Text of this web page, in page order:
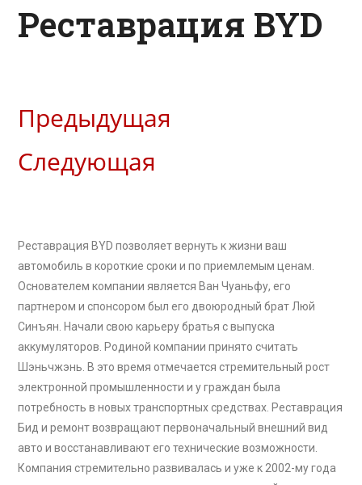
Реставрация BYD
Предыдущая
Следующая
Реставрация BYD позволяет вернуть к жизни ваш
автомобиль в короткие сроки и по приемлемым ценам.
Основателем компании является Ван Чуаньфу, его
партнером и спонсором был его двоюродный брат Люй
Синъян. Начали свою карьеру братья с выпуска
аккумуляторов. Родиной компании принято считать
Шэньчжэнь. В это время отмечается стремительный рост
электронной промышленности и у граждан была
потребность в новых транспортных средствах. Реставрация
Бид и ремонт возвращают первоначальный внешний вид
авто и восстанавливают его технические возможности.
Компания стремительно развивалась и уже к 2002-му года